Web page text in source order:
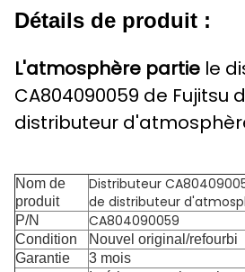
Détails de produit :
L'atmosphère partie le
CA804090059 de Fujitsu
distributeur
Nom de
produit
Distributeur
de distributeur
P/N CA804090059
Condition
Nouvel original/refourbi
Garantie
3 mois